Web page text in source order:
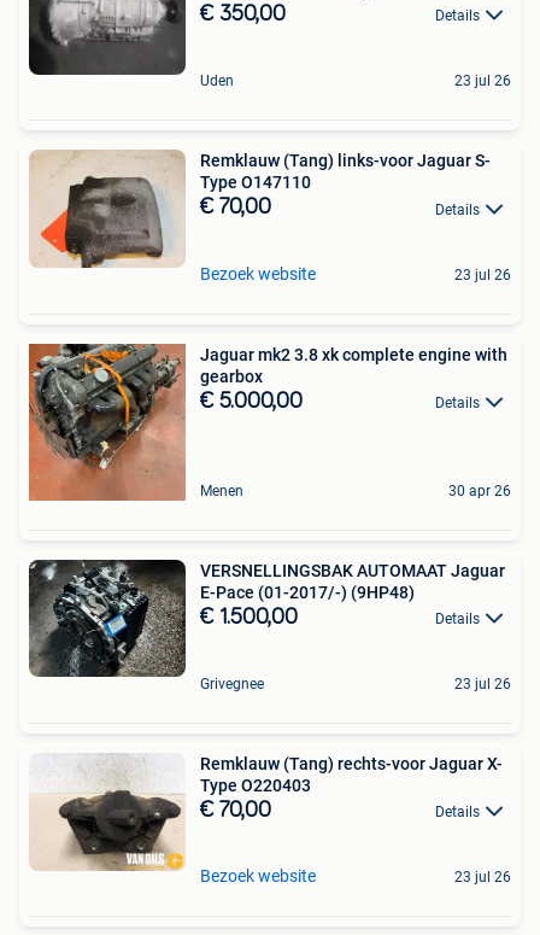
€ 350,00 Details
Uden 23 jul 26
Remklauw (Tang) links-voor Jaguar S-
Type O147110
€ 70,00 Details
Bezoek website 23 jul 26
Jaguar mk2 3.8 xk complete engine with
gearbox
€ 5.000,00 Details
Menen 30 apr 26
VERSNELLINGSBAK AUTOMAAT Jaguar
E-Pace (01-2017/-) (9HP48)
€ 1.500,00 Details
Grivegnee 23 jul 26
Remklauw (Tang) rechts-voor Jaguar X-
Type O220403
€ 70,00 Details
Bezoek website 23 jul 26